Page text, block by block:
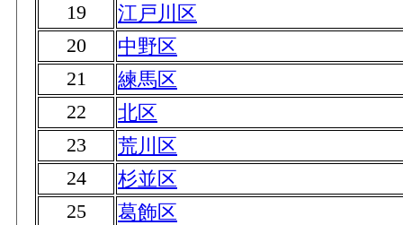
19
江戸川区
20
中野区
21
練馬区
22
北区
23
荒川区
24
杉並区
25
葛飾区